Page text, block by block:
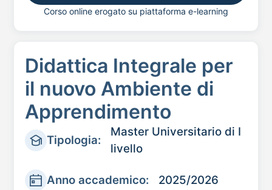
Corso online erogato su piattaforma e-learning
Didattica Integrale per
il nuovo Ambiente di
Apprendimento
Tipologia:
Master Universitario di I
livello
Anno accademico: 2025/2026